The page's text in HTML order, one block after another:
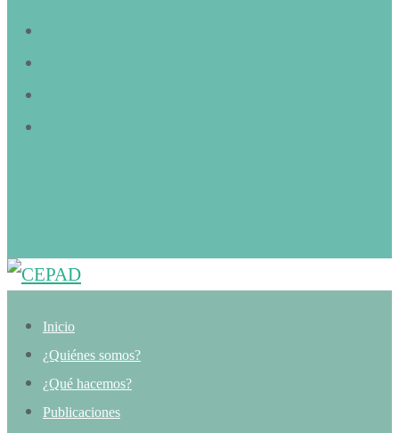
Inicio
¿Quiénes somos?
¿Qué hacemos?
Publicaciones